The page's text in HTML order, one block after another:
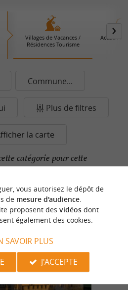
Villages de Vacances /
Résidences Tourisme
Accueil à
Commune...
Plus de filtres
la carte
catégorie pour cette
n
o
t
r
e
c
o
u
p
d
e
c
o
e
u
r
vous autorisez le dépôt de
de mesure d'audience.
proposent des vidéosdont
également des cookies.
SAVOIR PLUS
J'ACCEPTE